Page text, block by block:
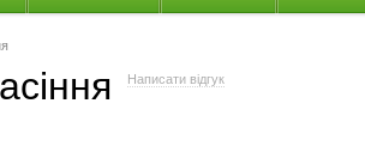
Написати відгук